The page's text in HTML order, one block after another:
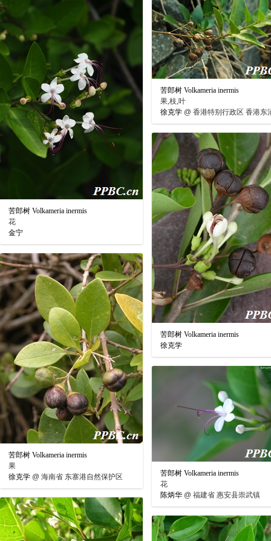
苦郎树 Volkameria inermis
花
金宁
苦郎树 Volkameria inermis
果,枝,叶
徐克学 @ 香港特别行政区 香港东
苦郎树 Volkameria inermis
徐克学
苦郎树 Volkameria inermis
果
徐克学 @ 海南省 东寨港自然保护区
苦郎树 Volkameria inermis
花
陈炳华 @ 福建省 惠安县崇武镇